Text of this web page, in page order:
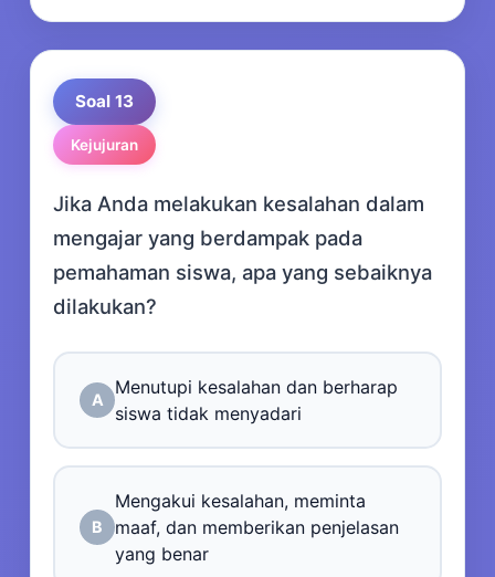
Soal 13
Kejujuran
Jika Anda melakukan kesalahan dalam
mengajar yang berdampak pada
pemahaman siswa, apa yang sebaiknya
dilakukan?
A
Menutupi kesalahan dan berharap
siswa tidak menyadari
B
Mengakui kesalahan, meminta
maaf, dan memberikan penjelasan
yang benar